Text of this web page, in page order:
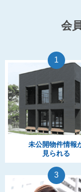
会
1
未公開物件情報
見られる
3